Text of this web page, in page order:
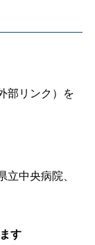
部リンク）を
中央病院、
す